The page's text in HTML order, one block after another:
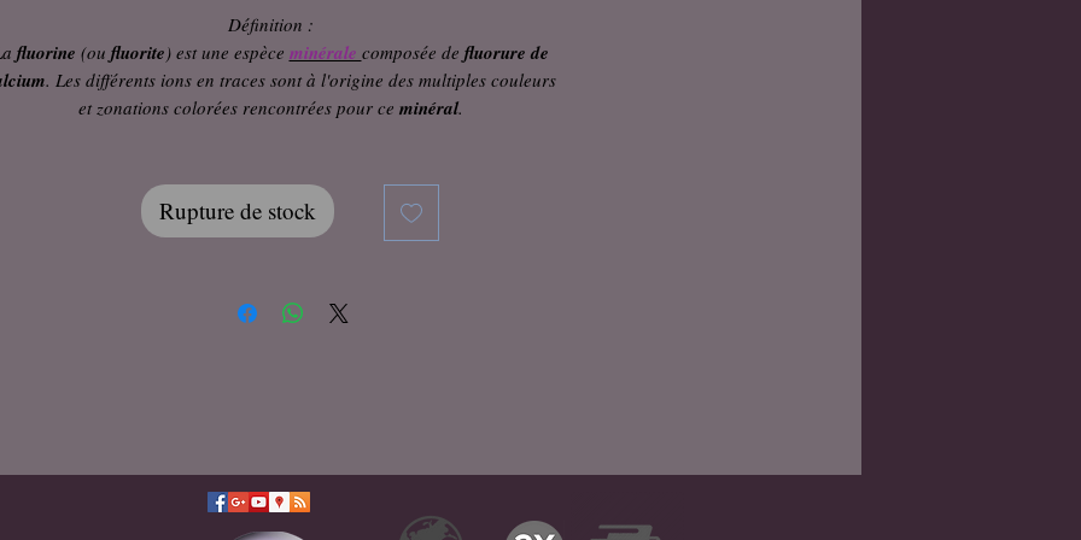
Définition :
fluorine (ou fluorite) est une espèce minérale composée de fluorure de
. Les différents ions en traces sont à l'origine des multiples couleurs
et zonations colorées rencontrées pour ce minéral.
Rupture de stock